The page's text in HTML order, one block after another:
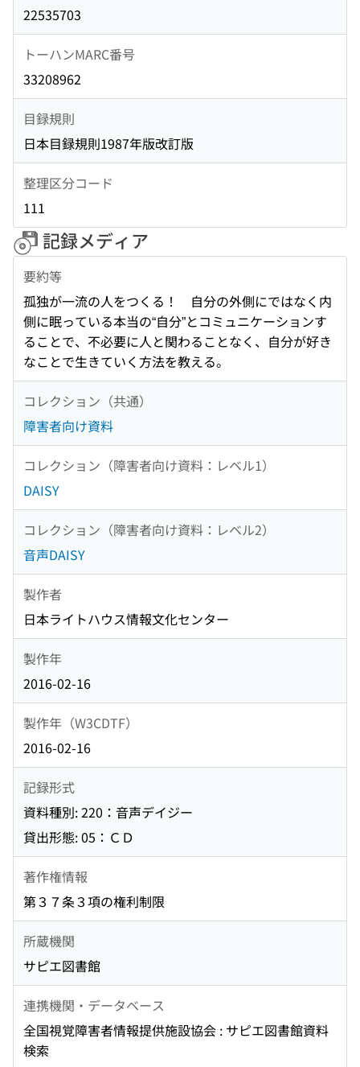
22535703
トーハンMARC番号
33208962
目録規則
日本目録規則1987年版改訂版
整理区分コード
111
記録メディア
要約等
孤独が一流の人をつくる！ 自分の外側にではなく内
側に眠っている本当の“自分”とコミュニケーションす
ることで、不必要に人と関わることなく、自分が好き
なことで生きていく方法を教える。
コレクション（共通）
障害者向け資料
コレクション（障害者向け資料：レベル1）
DAISY
コレクション（障害者向け資料：レベル2）
音声DAISY
製作者
日本ライトハウス情報文化センター
製作年
2016-02-16
製作年（W3CDTF）
2016-02-16
記録形式
資料種別: 220：音声デイジー
貸出形態: 05：ＣＤ
著作権情報
第３７条３項の権利制限
所蔵機関
サピエ図書館
連携機関・データベース
全国視覚障害者情報提供施設協会 : サピエ図書館資料
検索